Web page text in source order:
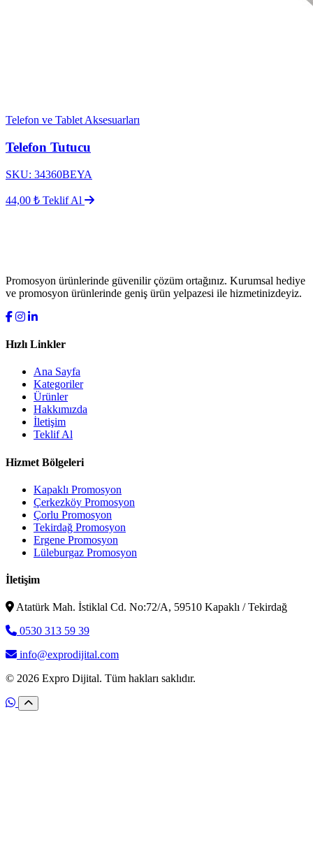
Telefon ve Tablet Aksesuarları
Telefon Tutucu
SKU: 34360BEYA
44,00 ₺ Teklif Al
Promosyon ürünlerinde güvenilir çözüm ortağınız. Kurumsal hediye
ve promosyon ürünlerinde geniş ürün yelpazesi ile hizmetinizdeyiz.
Hızlı Linkler
Ana Sayfa
Kategoriler
Ürünler
Hakkımızda
İletişim
Teklif Al
Hizmet Bölgeleri
Kapaklı Promosyon
Çerkezköy Promosyon
Çorlu Promosyon
Tekirdağ Promosyon
Ergene Promosyon
Lüleburgaz Promosyon
İletişim
Atatürk Mah. İstiklal Cd. No:72/A, 59510 Kapaklı / Tekirdağ
0530 313 59 39
info@exprodijital.com
© 2026 Expro Dijital. Tüm hakları saklıdır.